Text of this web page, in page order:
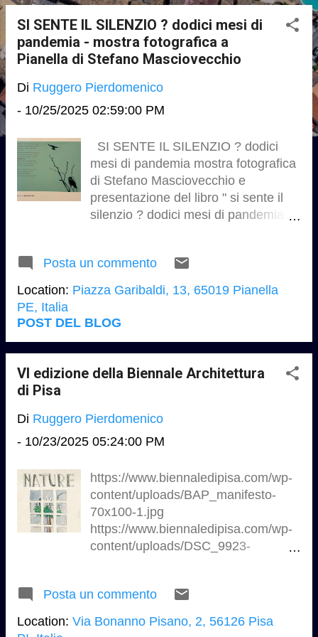
SI SENTE IL SILENZIO ? dodici mesi di
pandemia - mostra fotografica a
Pianella di Stefano Masciovecchio
Di Ruggero Pierdomenico
- 10/25/2025 02:59:00 PM
SI SENTE IL SILENZIO ? dodici
mesi di pandemia mostra fotografica
di Stefano Masciovecchio e
presentazione del libro " si sente il
silenzio ? dodici mesi di pandemia " -
di San Domenico , Pianella -
Pescara
www.stefanomasciovecchio.it
Posta un commento
Location: Piazza Garibaldi, 13, 65019 Pianella
PE, Italia
POST DEL BLOG
VI edizione della Biennale Architettura
di Pisa
Di Ruggero Pierdomenico
- 10/23/2025 05:24:00 PM
https://www.biennaledipisa.com/wp-
content/uploads/BAP_manifesto-
70x100-1.jpg
https://www.biennaledipisa.com/wp-
content/uploads/DSC_9923-
ottobre / 16 novembre 2025 sceglie
come tema centrale Nature,
ponendo l'accento sul rapporto vitale
Posta un commento
Location: Via Bonanno Pisano, 2, 56126 Pisa